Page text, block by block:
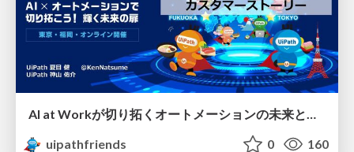
uipathfriends
0 160